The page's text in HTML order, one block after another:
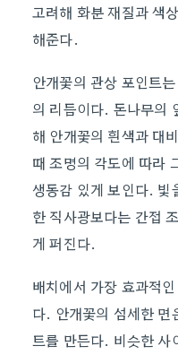
고려해 화분 재질과 색
해준다.
안개꽃의 관상 포인트
의 리듬이다. 돈나무의
해 안개꽃의 흰색과 대
때 조명의 각도에 따라
생동감 있게 보인다.
한 직사광보다는 간접
게 퍼진다.
배치에서 가장 효과적
다. 안개꽃의 섬세한 면
트를 만든다. 비슷한 사